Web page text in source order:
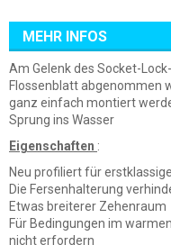
MEHR INFOS
Am Gelenk des Socket-
Flossenblatt abgenommen
ganz einfach montiert
Sprung ins Wasser
Eigenschaften :
Neu profiliert für
Die Fersenhalterung
Etwas breiterer Zehenraum
Für Bedingungen im
nicht erfordern